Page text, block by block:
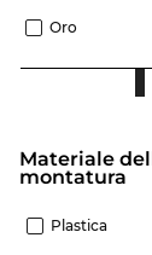
Oro
Materiale della
montatura
Plastica